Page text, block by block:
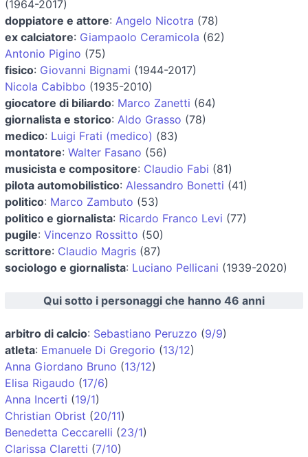
(1964-2017)
doppiatore e attore: Angelo Nicotra (78)
ex calciatore: Giampaolo Ceramicola (62)
Antonio Pigino (75)
fisico: Giovanni Bignami (1944-2017)
Nicola Cabibbo (1935-2010)
giocatore di biliardo: Marco Zanetti (64)
giornalista e storico: Aldo Grasso (78)
medico: Luigi Frati (medico) (83)
montatore: Walter Fasano (56)
musicista e compositore: Claudio Fabi (81)
pilota automobilistico: Alessandro Bonetti (41)
politico: Marco Zambuto (53)
politico e giornalista: Ricardo Franco Levi (77)
pugile: Vincenzo Rossitto (50)
scrittore: Claudio Magris (87)
sociologo e giornalista: Luciano Pellicani (1939-2020)
Qui sotto i personaggi che hanno 46 anni
arbitro di calcio: Sebastiano Peruzzo (9/9)
atleta: Emanuele Di Gregorio (13/12)
Anna Giordano Bruno (13/12)
Elisa Rigaudo (17/6)
Anna Incerti (19/1)
Christian Obrist (20/11)
Benedetta Ceccarelli (23/1)
Clarissa Claretti (7/10)